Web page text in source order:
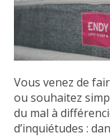
Vous venez de
ou souhaitez
du mal à
d’inquiétudes :